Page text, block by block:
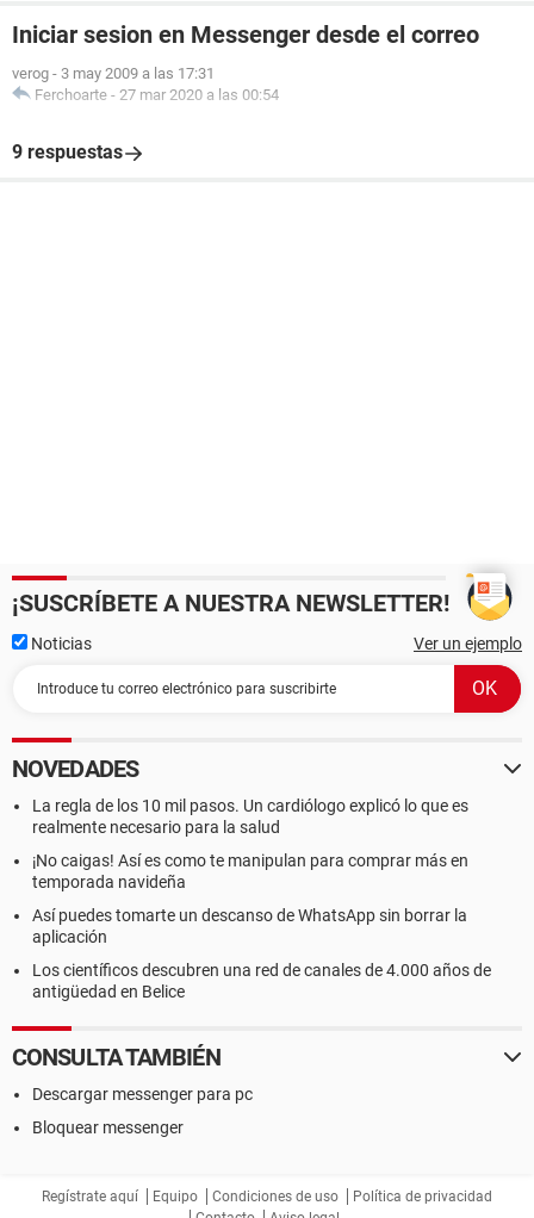
Iniciar sesion en Messenger desde el correo
verog - 3 may 2009 a las 17:31
Ferchoarte - 27 mar 2020 a las 00:54
9 respuestas
¡SUSCRÍBETE A NUESTRA NEWSLETTER!
Noticias Ver un ejemplo
NOVEDADES
La regla de los 10 mil pasos. Un cardiólogo explicó lo que es
realmente necesario para la salud
¡No caigas! Así es como te manipulan para comprar más en
temporada navideña
Así puedes tomarte un descanso de WhatsApp sin borrar la
aplicación
Los científicos descubren una red de canales de 4.000 años de
antigüedad en Belice
CONSULTA TAMBIÉN
Descargar messenger para pc
Bloquear messenger
Regístrate aquí Equipo Condiciones de uso
Política de privacidad